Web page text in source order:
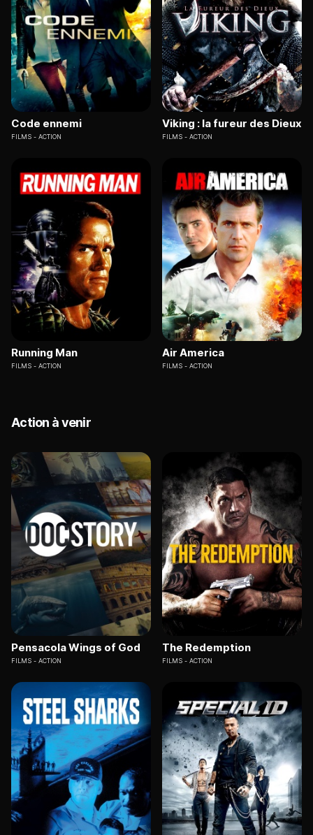
Code ennemi
FILMS ACTION
Viking : la fureur des Dieux
FILMS ACTION
Running Man
FILMS ACTION
Air America
FILMS ACTION
Action à venir
Pensacola Wings of God
FILMS ACTION
The Redemption
FILMS ACTION